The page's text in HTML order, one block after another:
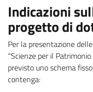
Indicazioni
progetto di
Per la presentazione
“Scienze per il
previsto uno schema
contenga: